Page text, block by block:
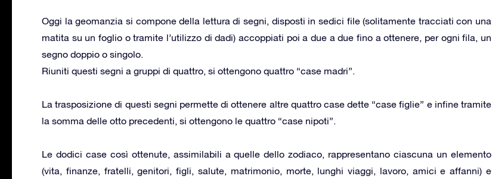
Oggi la geomanzia si compone della lettura di segni, disposti in sedici file (solitamente tracciati con una
matita su un foglio o tramite l’utilizzo di dadi) accoppiati poi a due a due fino a ottenere, per ogni fila, un
segno doppio o singolo.
Riuniti questi segni a gruppi di quattro, si ottengono quattro “case madri”.
La trasposizione di questi segni permette di ottenere altre quattro case dette “case figlie” e infine tramite
la somma delle otto precedenti, si ottengono le quattro “case nipoti”.
Le dodici case così ottenute, assimilabili a quelle dello zodiaco, rappresentano ciascuna un elemento
(vita, finanze, fratelli, genitori, figli, salute, matrimonio, morte, lunghi viaggi, lavoro, amici e affanni) e